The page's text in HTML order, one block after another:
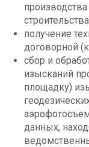
получение
договорной
сбор и
изысканий
площадку)
данных,